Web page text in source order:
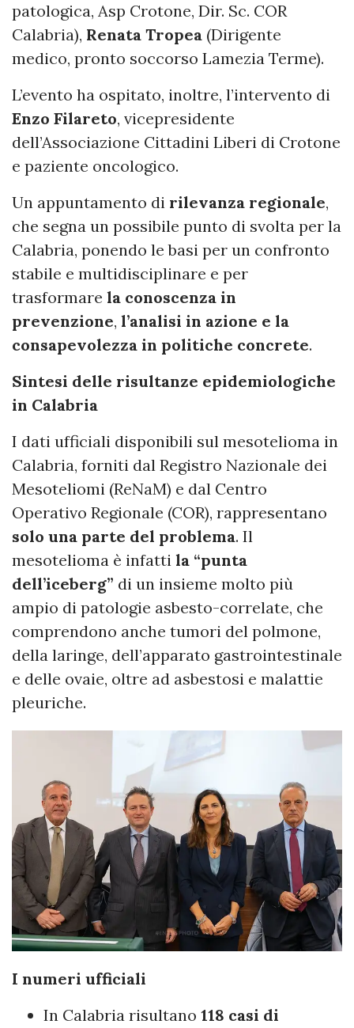
patologica, Asp Crotone, Dir. Sc. COR
Calabria), Renata Tropea (Dirigente
medico, pronto soccorso Lamezia Terme).
L’evento ha ospitato, inoltre, l’intervento di
Enzo Filareto, vicepresidente
dell’Associazione Cittadini Liberi di Crotone
e paziente oncologico.
Un appuntamento di rilevanza regionale,
che segna un possibile punto di svolta per la
Calabria, ponendo le basi per un confronto
stabile e multidisciplinare e per
trasformare la conoscenza in
prevenzione, l’analisi in azione e la
consapevolezza in politiche concrete.
Sintesi delle risultanze epidemiologiche
in Calabria
I dati ufficiali disponibili sul mesotelioma in
Calabria, forniti dal Registro Nazionale dei
Mesoteliomi (ReNaM) e dal Centro
Operativo Regionale (COR), rappresentano
solo una parte del problema. Il
mesotelioma è infatti la “punta
dell’iceberg” di un insieme molto più
ampio di patologie asbesto-correlate, che
comprendono anche tumori del polmone,
della laringe, dell’apparato gastrointestinale
e delle ovaie, oltre ad asbestosi e malattie
pleuriche.
I numeri ufficiali
In Calabria risultano 118 casi di